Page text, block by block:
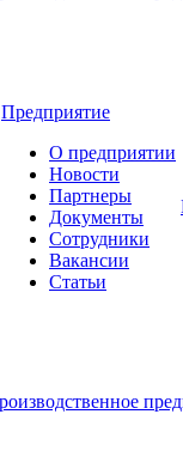
Предприятие
О предприятии
Новости
Партнеры
Документы
Сотрудники
Вакансии
Статьи